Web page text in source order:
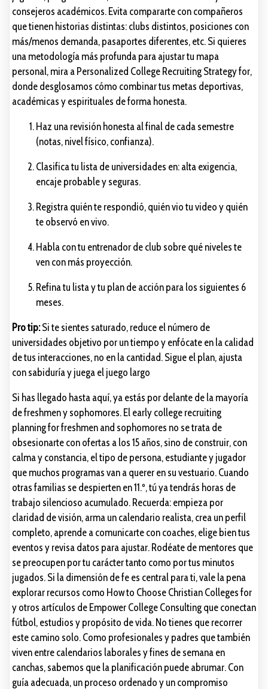
consejeros académicos. Evita compararte con compañeros
que tienen historias distintas: clubs distintos, posiciones con
más/menos demanda, pasaportes diferentes, etc. Si quieres
una metodología más profunda para ajustar tu mapa
personal, mira a Personalized College Recruiting Strategy for,
donde desglosamos cómo combinar tus metas deportivas,
académicas y espirituales de forma honesta.
Haz una revisión honesta al final de cada semestre
(notas, nivel físico, confianza).
Clasifica tu lista de universidades en: alta exigencia,
encaje probable y seguras.
Registra quién te respondió, quién vio tu video y quién
te observó en vivo.
Habla con tu entrenador de club sobre qué niveles te
ven con más proyección.
Refina tu lista y tu plan de acción para los siguientes 6
meses.
Pro tip:Si te sientes saturado, reduce el número de
universidades objetivo por un tiempo y enfócate en la calidad
de tus interacciones, no en la cantidad. Sigue el plan, ajusta
con sabiduría y juega el juego largo
Si has llegado hasta aquí, ya estás por delante de la mayoría
de freshmen y sophomores. El early college recruiting
planning for freshmen and sophomores no se trata de
obsesionarte con ofertas a los 15 años, sino de construir, con
calma y constancia, el tipo de persona, estudiante y jugador
que muchos programas van a querer en su vestuario. Cuando
otras familias se despierten en 11.º, tú ya tendrás horas de
trabajo silencioso acumulado. Recuerda: empieza por
claridad de visión, arma un calendario realista, crea un perfil
completo, aprende a comunicarte con coaches, elige bien tus
eventos y revisa datos para ajustar. Rodéate de mentores que
se preocupen por tu carácter tanto como por tus minutos
jugados. Si la dimensión de fe es central para ti, vale la pena
explorar recursos como How to Choose Christian Colleges for
y otros artículos de Empower College Consulting que conectan
fútbol, estudios y propósito de vida. No tienes que recorrer
este camino solo. Como profesionales y padres que también
viven entre calendarios laborales y fines de semana en
canchas, sabemos que la planificación puede abrumar. Con
guía adecuada, un proceso ordenado y un compromiso